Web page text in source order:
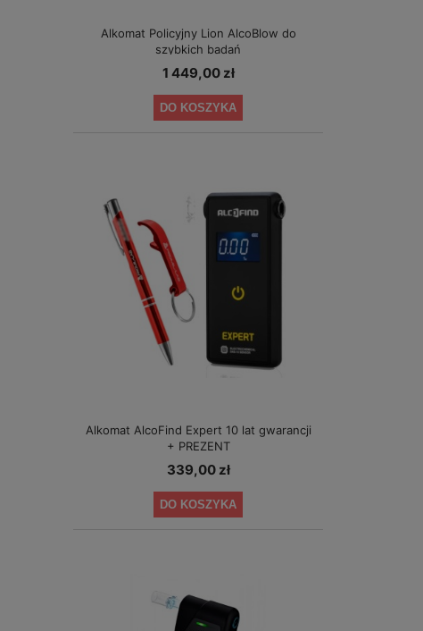
Alkomat Policyjny Lion AlcoBlow do
szybkich badań
1 449,00 zł
DO KOSZYKA
Alkomat AlcoFind Expert 10 lat gwarancji
+ PREZENT
339,00 zł
DO KOSZYKA